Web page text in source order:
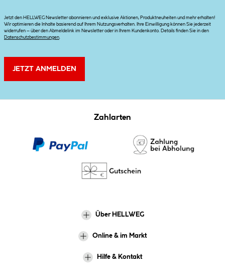
Jetzt den HELLWEG Newsletter abonnieren und exklusive Aktionen, Produktneuheiten und mehr erhalten!
Wir optimieren die Inhalte basierend auf Ihrem Nutzungsverhalten. Ihre Einwilligung können Sie jederzeit
widerrufen – über den Abmeldelink im Newsletter oder in Ihrem Kundenkonto. Details finden Sie in den
Datenschutzbestimmungen
JETZT ANMELDEN
Zahlarten
Über HELLWEG
Online & im Markt
Hilfe & Kontakt